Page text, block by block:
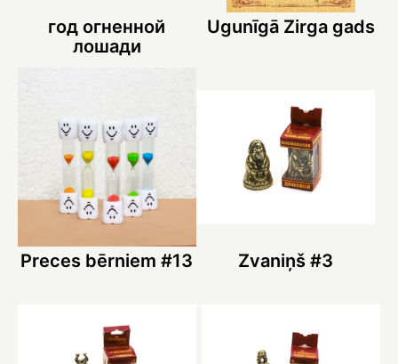
год огненной
лошади
Ugunīgā Zirga gads
Preces bērniem #13 Zvaniņš #3